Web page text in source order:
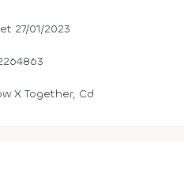
27/01/2023
X Together, Cd